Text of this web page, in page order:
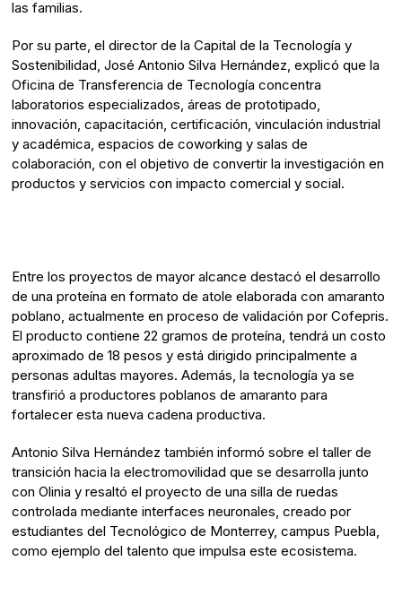
las familias.
Por su parte, el director de la Capital de la Tecnología y
Sostenibilidad, José Antonio Silva Hernández, explicó que la
Oficina de Transferencia de Tecnología concentra
laboratorios especializados, áreas de prototipado,
innovación, capacitación, certificación, vinculación industrial
y académica, espacios de coworking y salas de
colaboración, con el objetivo de convertir la investigación en
productos y servicios con impacto comercial y social.
Entre los proyectos de mayor alcance destacó el desarrollo
de una proteína en formato de atole elaborada con amaranto
poblano, actualmente en proceso de validación por Cofepris.
El producto contiene 22 gramos de proteína, tendrá un costo
aproximado de 18 pesos y está dirigido principalmente a
personas adultas mayores. Además, la tecnología ya se
transfirió a productores poblanos de amaranto para
fortalecer esta nueva cadena productiva.
Antonio Silva Hernández también informó sobre el taller de
transición hacia la electromovilidad que se desarrolla junto
con Olinia y resaltó el proyecto de una silla de ruedas
controlada mediante interfaces neuronales, creado por
estudiantes del Tecnológico de Monterrey, campus Puebla,
como ejemplo del talento que impulsa este ecosistema.